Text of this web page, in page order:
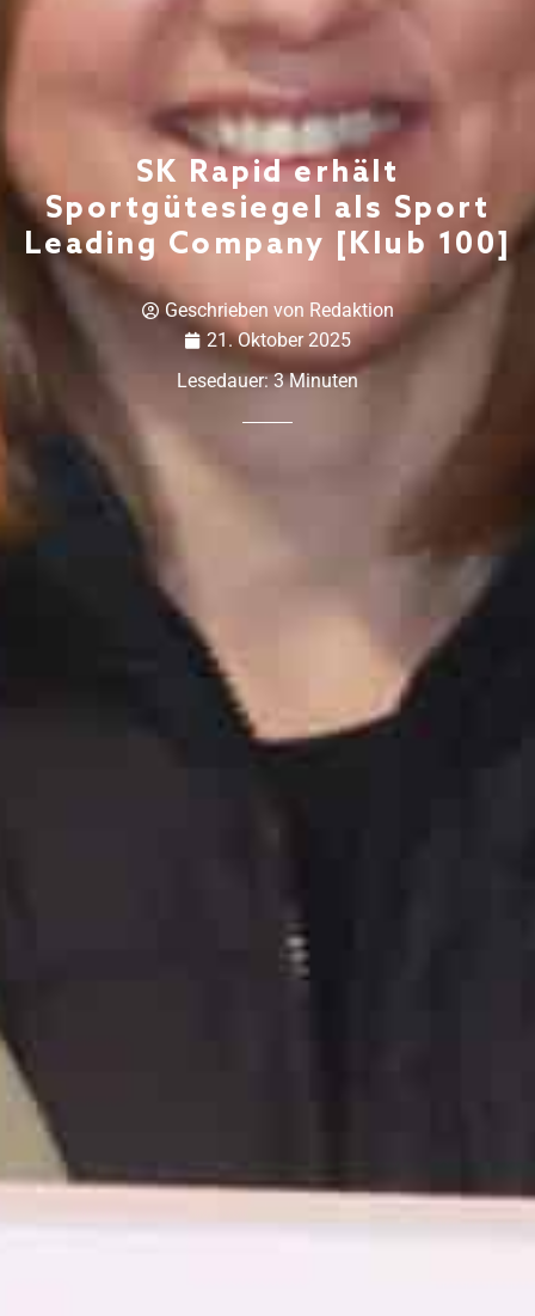
SK Rapid erhält
Sportgütesiegel als Sport
Leading Company [Klub 100]
Geschrieben von Redaktion
21. Oktober 2025
Lesedauer: 3 Minuten